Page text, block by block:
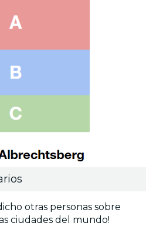
otras personas sobre
ciudades del mundo!